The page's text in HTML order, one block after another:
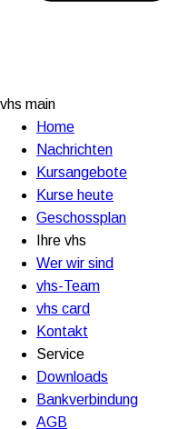
vhs main
Home
Nachrichten
Kursangebote
Kurse heute
Geschossplan
Ihre vhs
Wer wir sind
vhs-Team
vhs card
Kontakt
Service
Downloads
Bankverbindung
AGB